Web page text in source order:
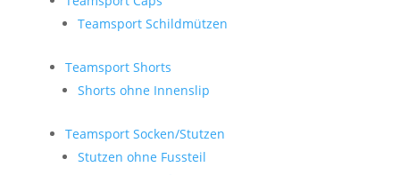
Teamsport Schildmützen
Teamsport Shorts
Shorts ohne Innenslip
Teamsport Socken/Stutzen
Stutzen ohne Fussteil